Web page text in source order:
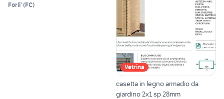
Forli' (FC)
Vetrina
casetta in legno armadio da
giardino 2x1 sp 28mm